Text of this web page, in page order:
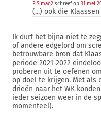
ElSimao2 schreef op 31 mei
(...) ook die
Ik durf het bijna niet te
of andere edgelord om
betrouwbare bron dat
periode 2021-2022
proberen uit te oefenen
op doel te krijgen. Met als
drieën naar het WK
ieder seizoen weer in de
momenteel).